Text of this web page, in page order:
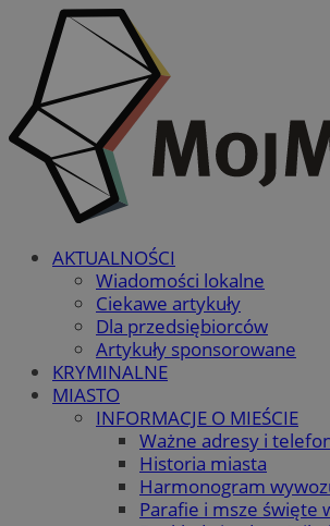
AKTUALNOŚCI
Wiadomości lokalne
Ciekawe artykuły
Dla przedsiębiorców
Artykuły sponsorowane
KRYMINALNE
MIASTO
INFORMACJE O MIEŚCIE
Ważne adresy i
Historia miasta
Harmonogram
Parafie i msze święte